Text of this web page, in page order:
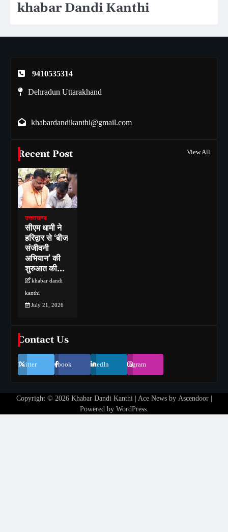
khabar Dandi Kanthi
9410535314
Dehradun Uttarakhand
khabardandikanthi@gmail.com
Recent Post View All
उत्तराखण्ड
सीएम धामी ने
हरिद्वार से ‘बीज
संजीवनी
अभियान’ की
शुरुआत की…
khabar dandi
kanthi
July 21, 2026
Contact Us
Twitter Facebook LinkedIn Instagram
Copyright © 2026 Khabar Dandi Kanthi| Ace News by Ascendoor|
Powered by WordPress.